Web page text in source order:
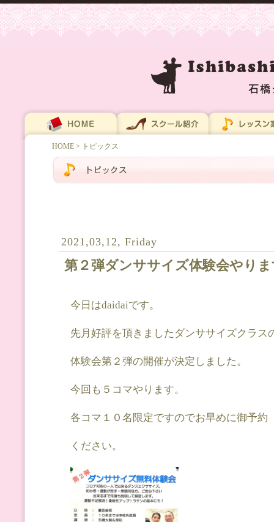
HOME > トピックス
2021,03,12, Friday
第２弾ダンササイズ体験会やり
今日はdaidaiです。
先月好評を頂きましたダンササイズクラス
体験会第２弾の開催が決定しました。
今回も５コマやります。
各コマ１０名限定ですのでお早めに御予約
ください。